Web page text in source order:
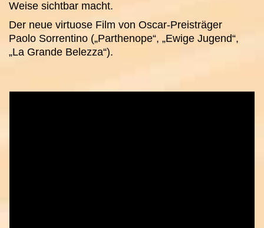
Weise sichtbar macht.
Der neue virtuose Film von Oscar-Preisträger
Paolo Sorrentino („Parthenope“, „Ewige Jugend“,
„La Grande Belezza“).